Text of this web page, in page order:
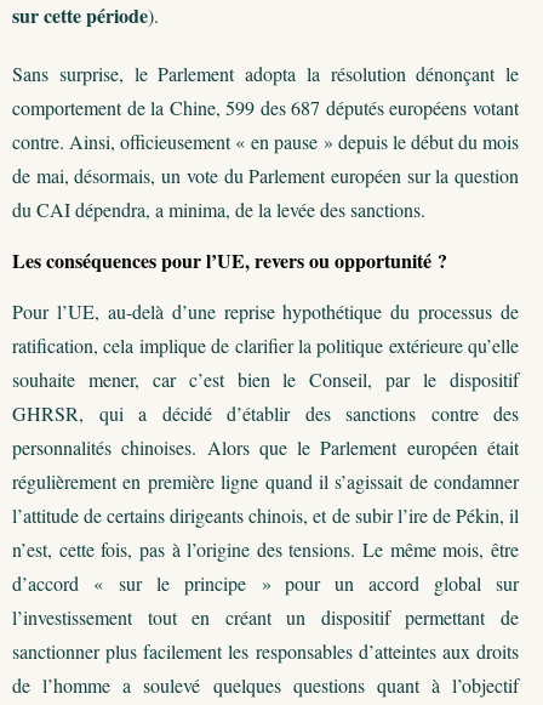
sur cette période).
Sans surprise, le Parlement adopta la résolution dénonçant le
comportement de la Chine, 599 des 687 députés européens votant
contre. Ainsi, officieusement « en pause » depuis le début du mois
de mai, désormais, un vote du Parlement européen sur la question
du CAI dépendra, a minima, de la levée des sanctions.
Les conséquences pour l’UE, revers ou opportunité ?
Pour l’UE, au-delà d’une reprise hypothétique du processus de
ratification, cela implique de clarifier la politique extérieure qu’elle
souhaite mener, car c’est bien le Conseil, par le dispositif
GHRSR, qui a décidé d’établir des sanctions contre des
personnalités chinoises. Alors que le Parlement européen était
régulièrement en première ligne quand il s’agissait de condamner
l’attitude de certains dirigeants chinois, et de subir l’ire de Pékin, il
n’est, cette fois, pas à l’origine des tensions. Le même mois, être
d’accord « sur le principe » pour un accord global sur
l’investissement tout en créant un dispositif permettant de
sanctionner plus facilement les responsables d’atteintes aux droits
de l’homme a soulevé quelques questions quant à l’objectif